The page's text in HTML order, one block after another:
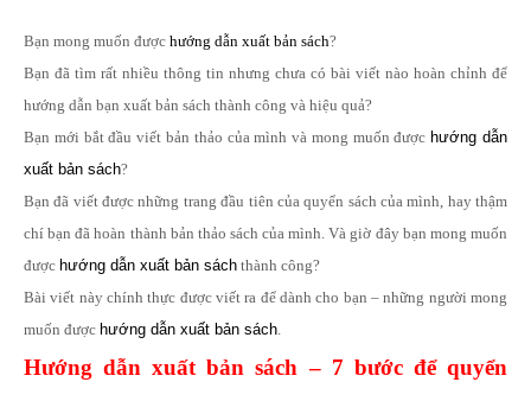
Bạn mong muốn được hướng dẫn xuất bản sách?
Bạn đã tìm rất nhiều thông tin nhưng chưa có bài viết nào hoàn chỉnh để
hướng dẫn bạn xuất bản sách thành công và hiệu quả?
Bạn mới bắt đầu viết bản thảo của mình và mong muốn đượchướng dẫn
xuất bản sách?
Bạn đã viết được những trang đầu tiên của quyển sách của mình, hay thậm
chí bạn đã hoàn thành bản thảo sách của mình. Và giờ đây bạn mong muốn
được hướng dẫn xuất bản sách thành công?
Bài viết này chính thực được viết ra để dành cho bạn – những người mong
muốn được hướng dẫn xuất bản sách
Hướng dẫn xuất bản sách – 7 bước để quyển